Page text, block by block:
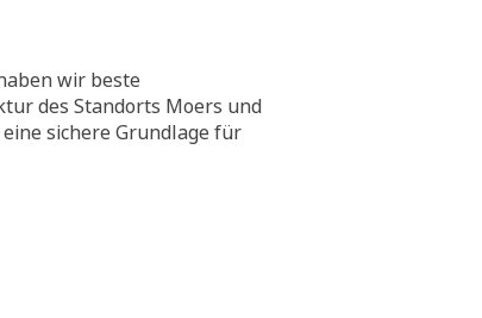
wir beste
des Standorts Moers und
sichere Grundlage für